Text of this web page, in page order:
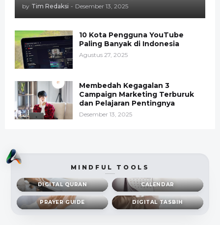
by Tim Redaksi - Desember 13, 2025
10 Kota Pengguna YouTube
Paling Banyak di Indonesia
Agustus 27, 2025
Membedah Kegagalan 3
Campaign Marketing Terburuk
dan Pelajaran Pentingnya
Desember 13, 2025
MINDFUL TOOLS
DIGITAL QURAN CALENDAR
PRAYER GUIDE DIGITAL TASBIH